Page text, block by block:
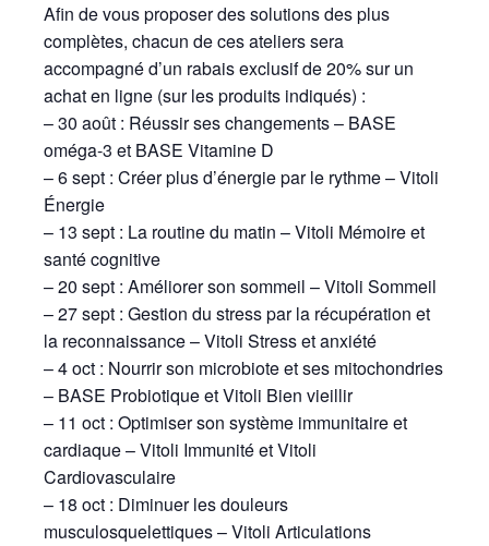
Afin de vous proposer des solutions des plus
complètes, chacun de ces ateliers sera
accompagné d’un rabais exclusif de 20% sur un
achat en ligne (sur les produits indiqués) :
– 30 août : Réussir ses changements – BASE
oméga-3 et BASE Vitamine D
– 6 sept : Créer plus d’énergie par le rythme – Vitoli
Énergie
– 13 sept : La routine du matin – Vitoli Mémoire et
santé cognitive
– 20 sept : Améliorer son sommeil – Vitoli Sommeil
– 27 sept : Gestion du stress par la récupération et
la reconnaissance – Vitoli Stress et anxiété
– 4 oct : Nourrir son microbiote et ses mitochondries
– BASE Probiotique et Vitoli Bien vieillir
– 11 oct : Optimiser son système immunitaire et
cardiaque – Vitoli Immunité et Vitoli
Cardiovasculaire
– 18 oct : Diminuer les douleurs
musculosquelettiques – Vitoli Articulations